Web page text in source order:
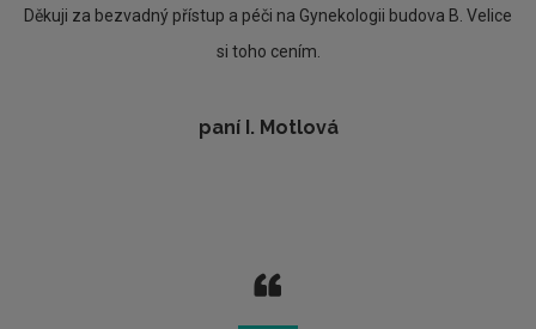
Děkuji za bezvadný přístup a péči na Gynekologii budova B. Velice
si toho cením.
paní I. Motlová